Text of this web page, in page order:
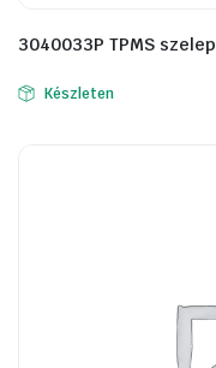
3040033P TPMS szelep
Készleten